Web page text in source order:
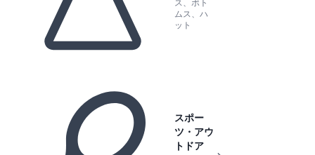
ス、ボト
ムス、ハ
ット
スポー
ツ・アウ
トドア